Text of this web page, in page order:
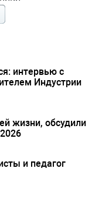
интервью с
Индустрии
жизни, обсудили
и педагог